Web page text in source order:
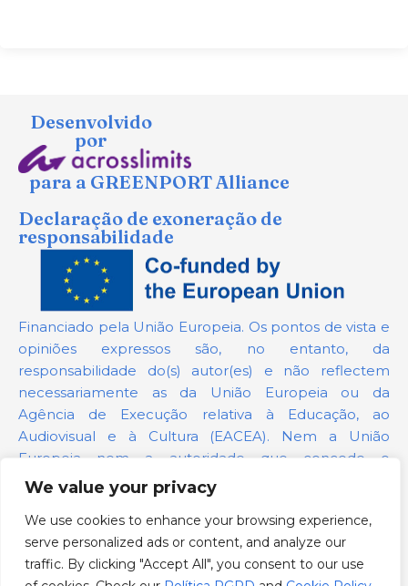
We value your privacy
We use cookies to enhance your browsing experience,
serve personalized ads or content, and analyze our
traffic. By clicking "Accept All", you consent to our use
Desenvolvido
por
para a GREENPORT Alliance
Declaração de exoneração de
responsabilidade
Financiado pela União Europeia. Os pontos de vista e
opiniões expressos são, no entanto, da
responsabilidade do(s) autor(es) e não reflectem
necessariamente as da União Europeia ou da
Agência de Execução relativa à Educação, ao
Audiovisual e à Cultura (EACEA). Nem a União
Europeia nem a autoridade que concede o
financiamento podem ser responsabilizadas por elas.
Número do projeto:101139879
Política RGPD
Cookie Policy